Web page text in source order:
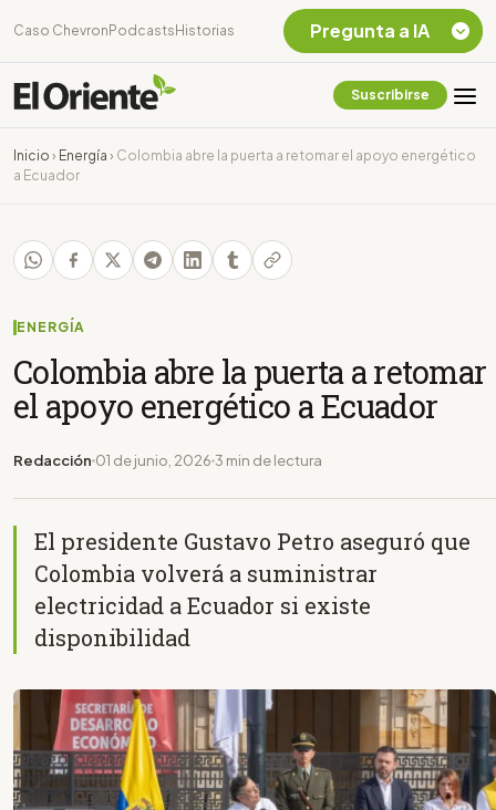
Caso Chevron Podcasts Historias
Suscribirse
Inicio › Energía › Colombia abre la puerta a retomar el apoyo energético
a Ecuador
ENERGÍA
Colombia abre la puerta a retomar
el apoyo energético a Ecuador
Redacción 01 de junio, 2026 3 min de lectura
El presidente Gustavo Petro aseguró que
Colombia volverá a suministrar
electricidad a Ecuador si existe
disponibilidad
Pregunta a IA
Chevron Ecuador